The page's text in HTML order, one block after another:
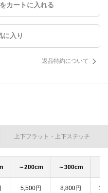
カートに入れる
に入り
返品特約について
上下フラット・上下ステッチ
～200cm ～300cm ～
5,500円 8,800円